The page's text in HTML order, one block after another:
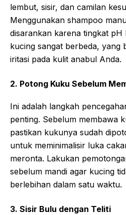
lembut, sisir, dan camilan
Menggunakan shampoo
disarankan karena tingkat pH
kucing sangat berbeda, yang
iritasi pada kulit anabul Anda.
2. Potong Kuku Sebelum
Ini adalah langkah
penting. Sebelum membawa
pastikan kukunya sudah
untuk meminimalisir luka
meronta. Lakukan
sebelum mandi agar kucing
berlebihan dalam satu waktu.
3. Sisir Bulu dengan Teliti